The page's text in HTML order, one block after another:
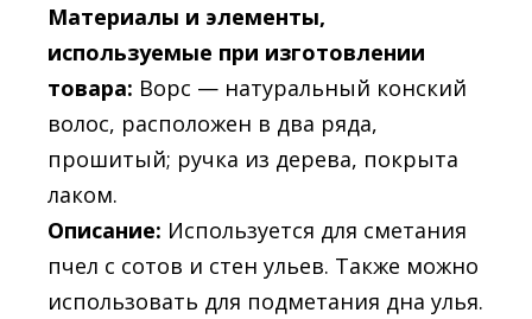
Материалы и элементы,
используемые при изготовлении
товара: Ворс — натуральный конский
волос, расположен в два ряда,
прошитый; ручка из дерева, покрыта
лаком.
Описание: Используется для сметания
пчел с сотов и стен ульев. Также можно
использовать для подметания дна улья.